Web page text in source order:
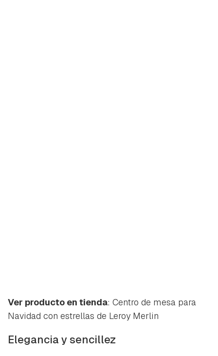
Ver producto en tienda: Centro de mesa para
Navidad con estrellas de Leroy Merlin
Elegancia y sencillez